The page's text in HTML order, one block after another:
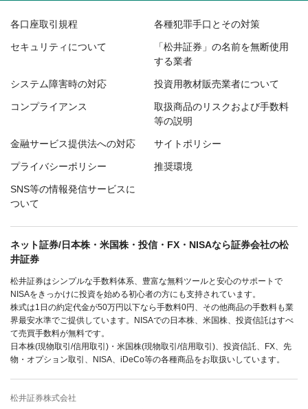
各口座取引規程 各種犯罪手口とその対策
セキュリティについて
「松井証券」の名前を無断使用
する業者
システム障害時の対応 投資用教材販売業者について
コンプライアンス
取扱商品のリスクおよび手数料
等の説明
金融サービス提供法への対応 サイトポリシー
プライバシーポリシー 推奨環境
SNS等の情報発信サービスに
ついて
ネット証券/日本株・米国株・投信・FX・NISAなら証券会社の松
井証券
松井証券はシンプルな手数料体系、豊富な無料ツールと安心のサポートで
NISAをきっかけに投資を始める初心者の方にも支持されています。
株式は1日の約定代金が50万円以下なら手数料0円、その他商品の手数料も業
界最安水準でご提供しています。NISAでの日本株、米国株、投資信託はすべ
て売買手数料が無料です。
日本株(現物取引/信用取引)・米国株(現物取引/信用取引)、投資信託、FX、先
物・オプション取引、NISA、iDeCo等の各種商品をお取扱いしています。
松井証券株式会社